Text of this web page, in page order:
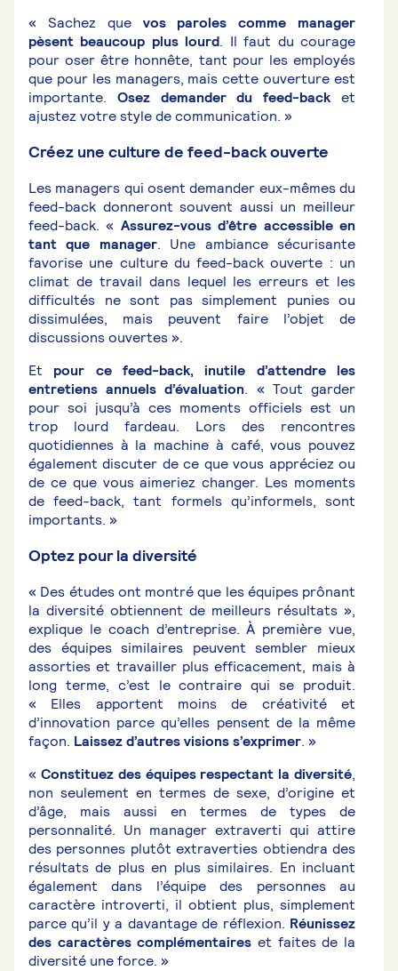
« Sachez que vos paroles comme manager
pèsent beaucoup plus lourd. Il faut du courage
pour oser être honnête, tant pour les employés
que pour les managers, mais cette ouverture est
importante. Osez demander du feed-back et
ajustez votre style de communication. »
Créez une culture de feed-back ouverte
Les managers qui osent demander eux-mêmes du
feed-back donneront souvent aussi un meilleur
feed-back. « Assurez-vous d’être accessible en
tant que manager. Une ambiance sécurisante
favorise une culture du feed-back ouverte : un
climat de travail dans lequel les erreurs et les
difficultés ne sont pas simplement punies ou
dissimulées, mais peuvent faire l’objet de
discussions ouvertes ».
Et pour ce feed-back, inutile d’attendre les
entretiens annuels d’évaluation. « Tout garder
pour soi jusqu’à ces moments officiels est un
trop lourd fardeau. Lors des rencontres
quotidiennes à la machine à café, vous pouvez
également discuter de ce que vous appréciez ou
de ce que vous aimeriez changer. Les moments
de feed-back, tant formels qu’informels, sont
importants. »
Optez pour la diversité
« Des études ont montré que les équipes prônant
la diversité obtiennent de meilleurs résultats »,
explique le coach d’entreprise. À première vue,
des équipes similaires peuvent sembler mieux
assorties et travailler plus efficacement, mais à
long terme, c’est le contraire qui se produit.
« Elles apportent moins de créativité et
d’innovation parce qu’elles pensent de la même
façon. Laissez d’autres visions s’exprimer. »
« Constituez des équipes respectant la diversité,
non seulement en termes de sexe, d’origine et
d’âge, mais aussi en termes de types de
personnalité. Un manager extraverti qui attire
des personnes plutôt extraverties obtiendra des
résultats de plus en plus similaires. En incluant
également dans l’équipe des personnes au
caractère introverti, il obtient plus, simplement
parce qu’il y a davantage de réflexion. Réunissez
des caractères complémentaires et faites de la
diversité une force. »